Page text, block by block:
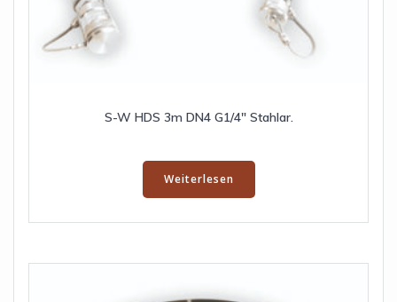
S-W HDS 3m DN4 G1/4″ Stahlar.
Weiterlesen